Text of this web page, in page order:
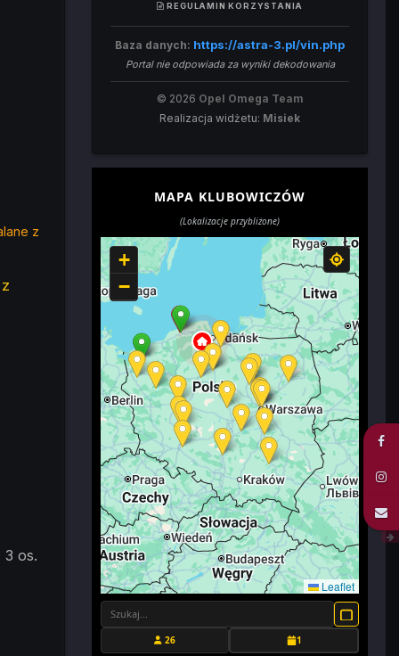
z
3 os.
REGULAMIN KORZYSTANIA
Baza danych: https://astra-3.pl/vin.php
Portal nie odpowiada za wyniki dekodowania
© 2026 Opel Omega Team
Realizacja widżetu: Misiek
MAPA KLUBOWICZÓW
(Lokalizacje przybliżone)
+
−
Leaflet
26 1